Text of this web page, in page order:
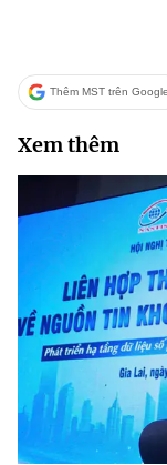
Thêm MST trên Google
Xem thêm